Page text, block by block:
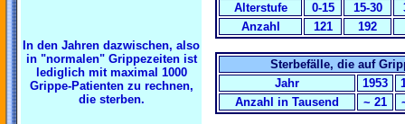
Alterstufe
0-15 15-30
Anzahl
121
192
In den Jahren dazwischen, also
in "normalen" Grippezeiten ist
lediglich mit maximal 1000
Grippe-Patienten zu rechnen,
die sterben.
Sterbefälle, die auf
Jahr
1953
Anzahl in Tausend
~ 21